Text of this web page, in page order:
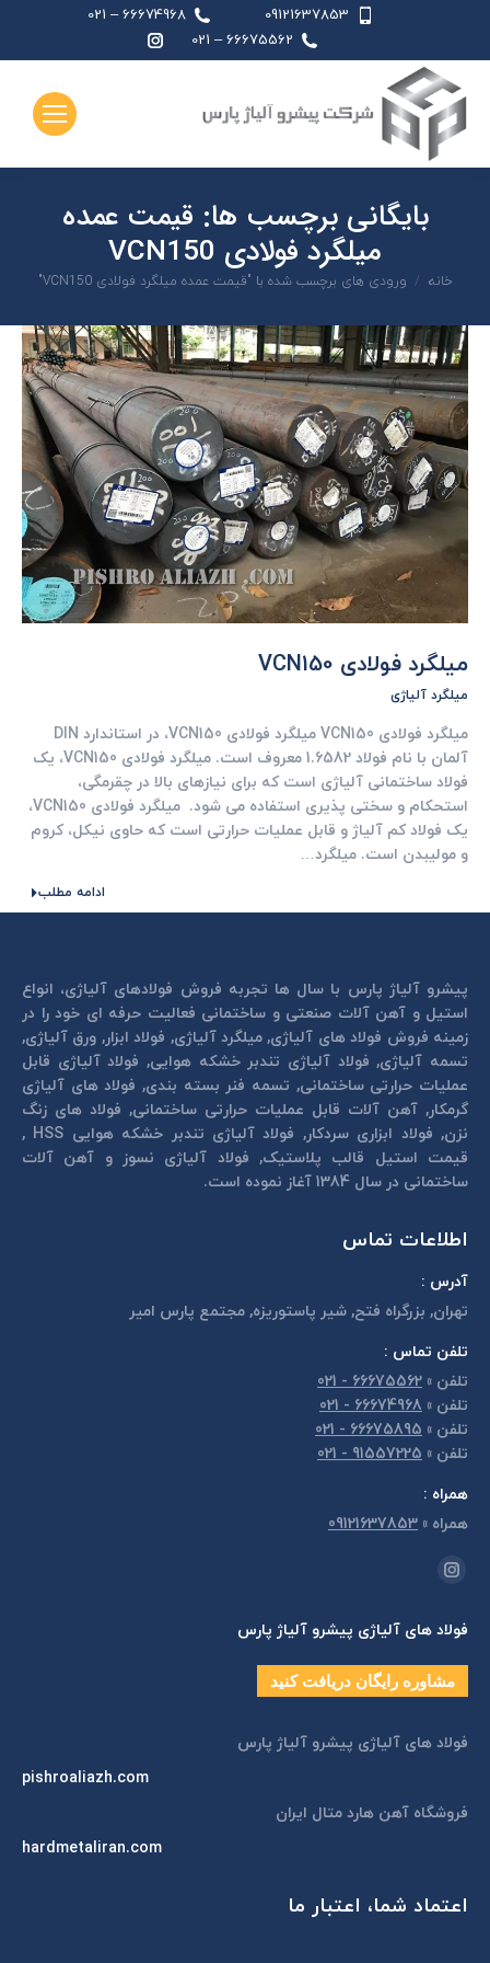
09121637853
66674968 – 021
66675562 – 021
page
بایگانی برچسب ها: قیمت عمده
میلگرد فولادی VCN150
شما اینجا هستید:
خانه ورودی های برچسب شده با "قیمت عمده میلگرد فولادی VCN150"
میلگرد فولادی VCN150
میلگرد آلیاژی
میلگرد فولادی VCN150 میلگرد فولادی VCN150، در استاندارد DIN
آلمان با نام فولاد 1.6582 معروف است. میلگرد فولادی VCN150، یک
فولاد ساختمانی آلیاژی است که برای نیازهای بالا در چقرمگی،
استحکام و سختی پذیری استفاده می شود. میلگرد فولادی VCN150،
یک فولاد کم آلیاژ و قابل عملیات حرارتی است که حاوی نیکل، کروم
و مولیبدن است. میلگرد…
ادامه مطلب
پیشرو آلیاژ پارس با سال ها تجربه فروش فولادهای آلیاژی، انواع
استیل و آهن آلات صنعتی و ساختمانی فعالیت حرفه ای خود را در
زمینه فروش فولاد های آلیاژی, میلگرد آلیاژی, فولاد ابزار, ورق آلیاژی,
تسمه آلیاژی, فولاد آلیاژی تندبر خشكه هوايی, فولاد آلیاژی قابل
عمليات حرارتی ساختمانی, تسمه فنر بسته بندی, فولاد های آلیاژی
گرمكار, آهن آلات قابل عمليات حرارتی ساختمانی, فولاد های زنگ
نزن, فولاد ابزاری سردكار, فولاد آلیاژی تندبر خشكه هوايی HSS ,
قیمت استیل قالب پلاستيک, فولاد آلیاژی نسوز و آهن آلات
ساختمانی در سال 1384 آغاز نموده است.
اطلاعات تماس
آدرس :
تهران, بزرگراه فتح, شير پاستوريزه, مجتمع پارس امير
تلفن تماس :
تلفن »
66675562 - 021
تلفن »
66674968 - 021
تلفن »
66675895 - 021
تلفن »
91557225 - 021
همراه :
همراه »
09121637853
مارا در اینجا پیدا کنید:
اینستاگرام
opens
in
new
فولاد های آلیاژی پیشرو آلیاژ پارس
مشاوره رایگان دریافت کنید
فولاد های آلیاژی پیشرو آلیاژ پارس
pishroaliazh.com
فروشگاه آهن هارد متال ایران
hardmetaliran.com
اعتماد شما، اعتبار ما